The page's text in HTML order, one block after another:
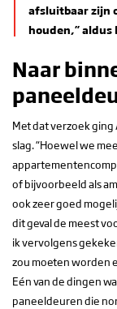
afsluitbaar zijn
houden,” aldus
Naar
Met dat verzoek ging
slag. “Hoewel we
of bijvoorbeeld als
ook zeer goed
dit geval de meest
ik vervolgens
zou moeten worden
Eén van de dingen
paneeldeuren die